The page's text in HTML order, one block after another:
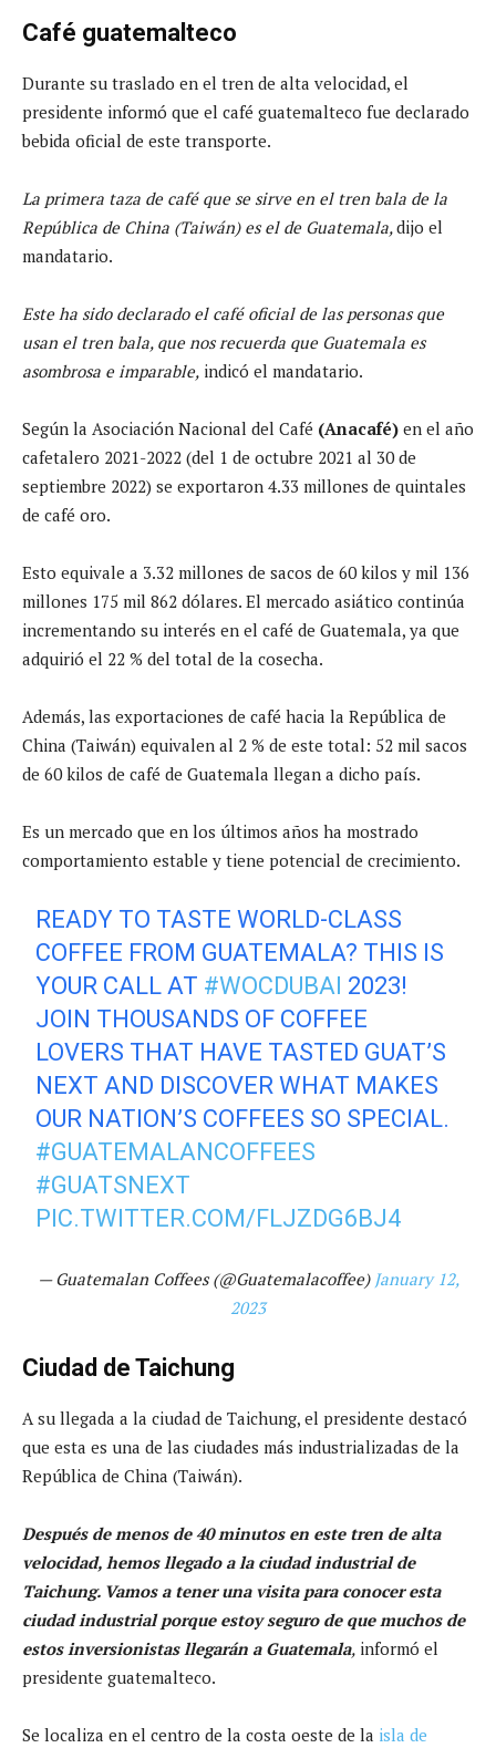
Café guatemalteco
Durante su traslado en el tren de alta velocidad, el
presidente informó que el café guatemalteco fue declarado
bebida oficial de este transporte.
La primera taza de café que se sirve en el tren bala de la
República de China (Taiwán) es el de Guatemala,dijo el
mandatario.
Este ha sido declarado el café oficial de las personas que
usan el tren bala, que nos recuerda que Guatemala es
asombrosa e imparable, indicó el mandatario.
Según la Asociación Nacional del Café (Anacafé) en el año
cafetalero 2021-2022 (del 1 de octubre 2021 al 30 de
septiembre 2022) se exportaron 4.33 millones de quintales
de café oro.
Esto equivale a 3.32 millones de sacos de 60 kilos y mil 136
millones 175 mil 862 dólares. El mercado asiático continúa
incrementando su interés en el café de Guatemala, ya que
adquirió el 22 % del total de la cosecha.
Además, las exportaciones de café hacia la República de
China (Taiwán) equivalen al 2 % de este total: 52 mil sacos
de 60 kilos de café de Guatemala llegan a dicho país.
Es un mercado que en los últimos años ha mostrado
comportamiento estable y tiene potencial de crecimiento.
READY TO TASTE WORLD-CLASS
COFFEE FROM GUATEMALA? THIS IS
YOUR CALL AT #WOCDUBAI 2023!
JOIN THOUSANDS OF COFFEE
LOVERS THAT HAVE TASTED GUAT’S
NEXT AND DISCOVER WHAT MAKES
OUR NATION’S COFFEES SO SPECIAL.⁠
#GUATEMALANCOFFEES
#GUATSNEXT
PIC.TWITTER.COM/FLJZDG6BJ4
— Guatemalan Coffees (@Guatemalacoffee) January 12,
2023
Ciudad de Taichung
A su llegada a la ciudad de Taichung, el presidente destacó
que esta es una de las ciudades más industrializadas de la
República de China (Taiwán).
Después de menos de 40 minutos en este tren de alta
velocidad, hemos llegado a la ciudad industrial de
Taichung. Vamos a tener una visita para conocer esta
ciudad industrial porque estoy seguro de que muchos de
estos inversionistas llegarán a Guatemala, informó el
presidente guatemalteco.
Se localiza en el centro de la costa oeste de la isla de